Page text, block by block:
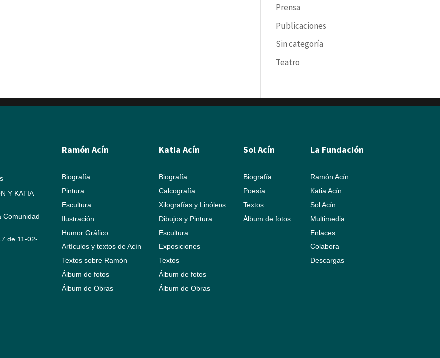
Prensa
Publicaciones
Sin categoría
Teatro
Y KATIA
Comunidad
de 11-02-
Ramón Acín
Biografía
Pintura
Escultura
Ilustración
Humor Gráfico
Artículos y textos de Acín
Textos sobre Ramón
Álbum de fotos
Álbum de Obras
Katia Acín
Biografía
Calcografía
Xilografías y Linóleos
Dibujos y Pintura
Escultura
Exposiciones
Textos
Álbum de fotos
Álbum de Obras
Sol Acín
Biografía
Poesía
Textos
Álbum de fotos
La Fundación
Ramón Acín
Katia Acín
Sol Acín
Multimedia
Enlaces
Colabora
Descargas